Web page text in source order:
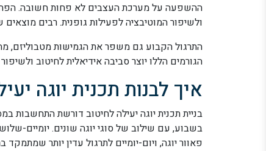
ההשפעה על מערכת העצבים לא פחות חשובה.
ולשיפור המוטיבציה לפעילות גופנית. רבים
התרגול הקבוע גם משפר את הגמישות מטבוליזם,
הגורמים הללו יוצר סביבה אידיאלית לחיטוב
איך לבנות תכנית יוגה
בשבוע, עם שילוב של סוגי יוגה שונים. יומיים-
פאוור יוגה, ויום-יומיים לתרגול עדין יותר